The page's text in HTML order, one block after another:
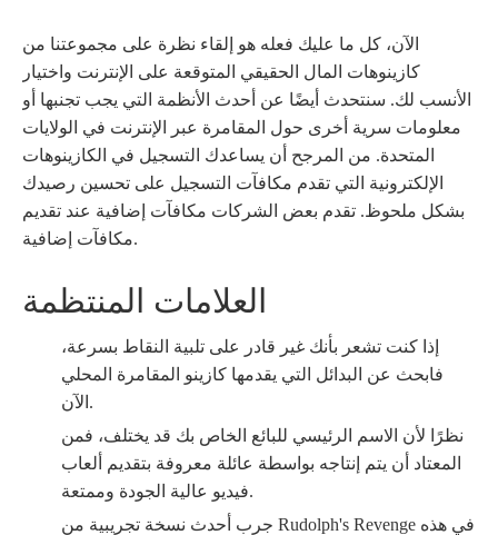
الآن، كل ما عليك فعله هو إلقاء نظرة على مجموعتنا من
كازينوهات المال الحقيقي المتوقعة على الإنترنت واختيار
الأنسب لك. سنتحدث أيضًا عن أحدث الأنظمة التي يجب تجنبها أو
معلومات سرية أخرى حول المقامرة عبر الإنترنت في الولايات
المتحدة. من المرجح أن يساعدك التسجيل في الكازينوهات
الإلكترونية التي تقدم مكافآت التسجيل على تحسين رصيدك
بشكل ملحوظ. تقدم بعض الشركات مكافآت إضافية عند تقديم
مكافآت إضافية.
العلامات المنتظمة
إذا كنت تشعر بأنك غير قادر على تلبية النقاط بسرعة،
فابحث عن البدائل التي يقدمها كازينو المقامرة المحلي
الآن.
نظرًا لأن الاسم الرئيسي للبائع الخاص بك قد يختلف، فمن
المعتاد أن يتم إنتاجه بواسطة عائلة معروفة بتقديم ألعاب
فيديو عالية الجودة وممتعة.
جرب أحدث نسخة تجريبية من Rudolph's Revenge في هذه